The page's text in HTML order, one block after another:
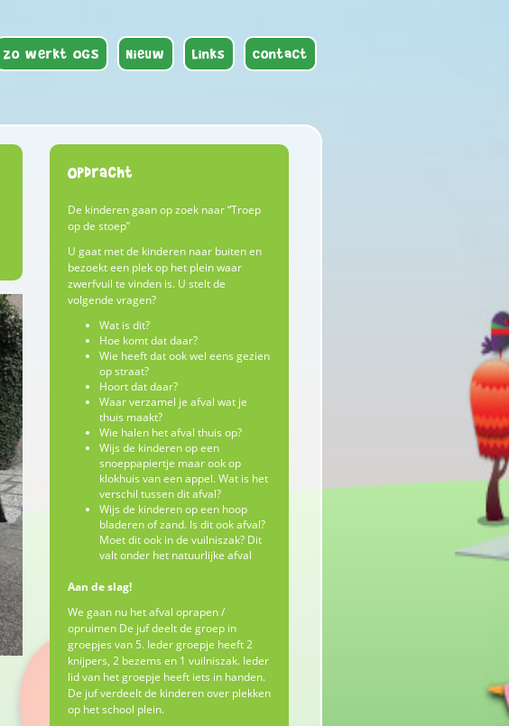
Zo werkt OGS Nieuw Links Contact
Opdracht
De kinderen gaan op zoek naar “Troep
op de stoep”
U gaat met de kinderen naar buiten en
bezoekt een plek op het plein waar
zwerfvuil te vinden is. U stelt de
volgende vragen?
Wat is dit?
Hoe komt dat daar?
Wie heeft dat ook wel eens gezien
op straat?
Hoort dat daar?
Waar verzamel je afval wat je
thuis maakt?
Wie halen het afval thuis op?
Wijs de kinderen op een
snoeppapiertje maar ook op
klokhuis van een appel. Wat is het
verschil tussen dit afval?
Wijs de kinderen op een hoop
bladeren of zand. Is dit ook afval?
Moet dit ook in de vuilniszak? Dit
valt onder het natuurlijke afval
Aan de slag!
We gaan nu het afval oprapen /
opruimen De juf deelt de groep in
groepjes van 5. Ieder groepje heeft 2
knijpers, 2 bezems en 1 vuilniszak. Ieder
lid van het groepje heeft iets in handen.
De juf verdeelt de kinderen over plekken
op het school plein.